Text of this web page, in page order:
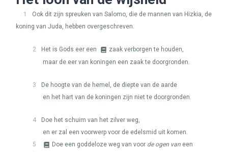
1
Ook dit zijn spreuken van Salomo, die de mannen van Hizkia, de
koning van Juda, hebben overgeschreven.
2 Het is Gods eer een
zaak verborgen te houden,
maar de eer van koningen een zaak te doorgronden.
3
De hoogte van de hemel, de diepte van de aarde
en het hart van de koningen zijn niet te doorgronden.
4
Doe het schuim van het zilver weg,
en er zal een voorwerp voor de edelsmid uit komen.
5
Doe een goddeloze weg van voor de ogen van een